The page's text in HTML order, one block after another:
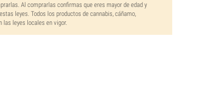
Al comprarlas confirmas que eres mayor de edad y
leyes. Todos los productos de cannabis, cáñamo,
leyes locales en vigor.